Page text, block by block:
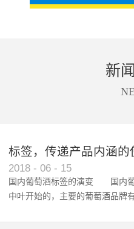
新
标签，传递产品内涵的
2018 - 06 - 15
国内葡萄酒标签的演变 国内葡
中叶开始的，主要的葡萄酒品牌